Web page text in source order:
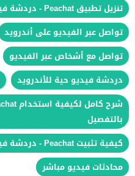
تنزيل تطبيق Peachat - دردشة فيديو حية برابط مباشر 2.4.1.3
تواصل عبر الفيديو على أندرويد
تواصل مع أشخاص عبر الفيديو
دردشة فيديو حية للأندرويد
بالتفصيل
كيفية تثبيت Peachat - دردشة فيديو حية على الجوال
محادثات فيديو مباشر